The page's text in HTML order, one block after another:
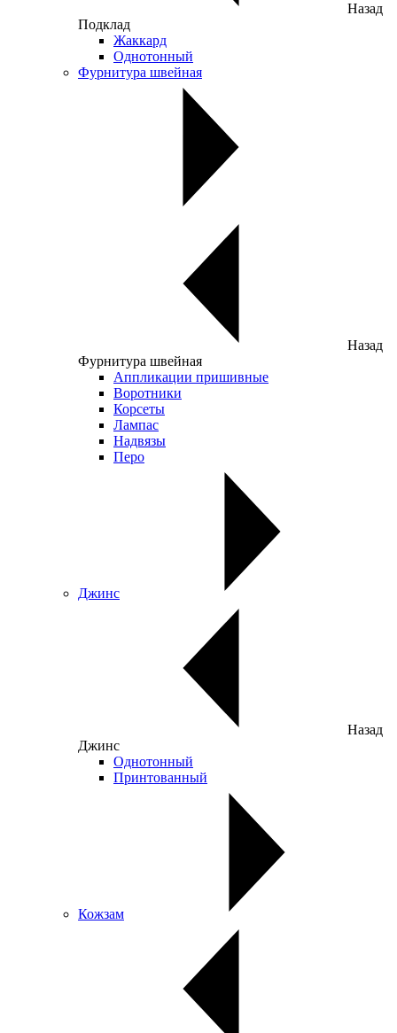
Назад
Подклад
Жаккард
Однотонный
Фурнитура швейная
Назад
Фурнитура швейная
Аппликации пришивные
Воротники
Корсеты
Лампас
Надвязы
Перо
Джинс
Назад
Джинс
Однотонный
Принтованный
Кожзам